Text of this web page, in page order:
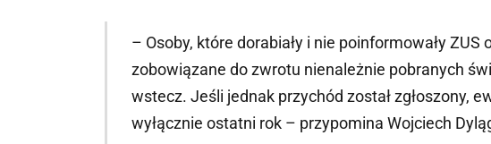
– Osoby, które dorabiały i nie poinformowały
zobowiązane do zwrotu nienależnie pobranych
wstecz. Jeśli jednak przychód został zgłoszony,
wyłącznie ostatni rok – przypomina Wojciech